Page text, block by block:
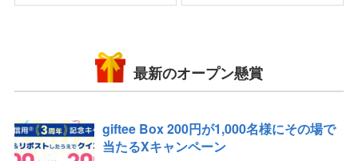
最新のオープン懸賞
giftee Box 200円が1,000名様にその場で
当たるXキャンペーン